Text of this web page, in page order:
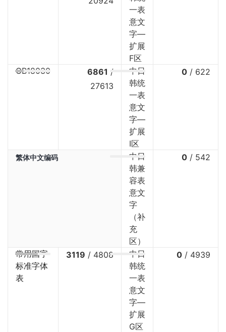
一表
意文
字—
扩展
F区
GB18030 6861 /
27613
中日
韩统
一表
意文
字—
扩展
I区
0 / 622
繁体中文编码
中日
韩兼
容表
意文
字
（补
充
区）
0 / 542
常用国字
标准字体
表
3119 / 4808
中日
韩统
一表
意文
字—
扩展
G区
0 / 4939